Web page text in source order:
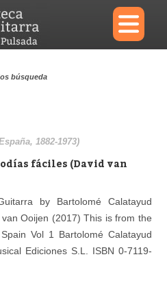
×
Diccionario
búsqueda
1882-1973)
fáciles (David van
by Bartolomé Calatayud
Ooijen (2017) This is from the
Vol 1 Bartolomé Calatayud
Ediciones S.L. ISBN 0-7119-